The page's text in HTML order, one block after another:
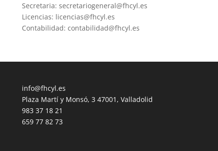
Secretaria: secretariogeneral@fhcyl.es
Licencias: licencias@fhcyl.es
Contabilidad: contabilidad@fhcyl.es
info@fhcyl.es
Plaza Martí y Monsó, 3 47001, Valladolid
983 37 18 21
659 77 82 73